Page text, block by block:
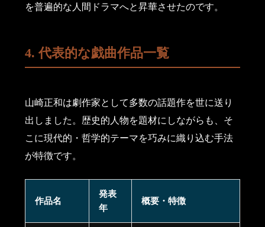
を普遍的な人間ドラマへと昇華させたのです。
4. 代表的な戯曲作品一覧
山崎正和は劇作家として多数の話題作を世に送り
出しました。歴史的人物を題材にしながらも、そ
こに現代的・哲学的テーマを巧みに織り込む手法
が特徴です。
作品名
発表
年
概要・特徴